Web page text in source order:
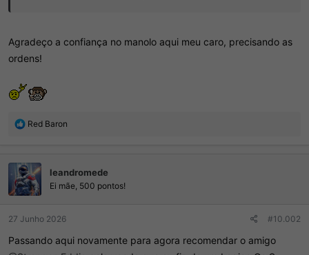
Agradeço a confiança no manolo aqui meu caro, precisando as
ordens!
R
ç
õ
e
s
Red Baron
leandromede
Ei mãe, 500 pontos!
27 Junho 2026 #10.002
Passando aqui novamente para agora recomendar o amigo